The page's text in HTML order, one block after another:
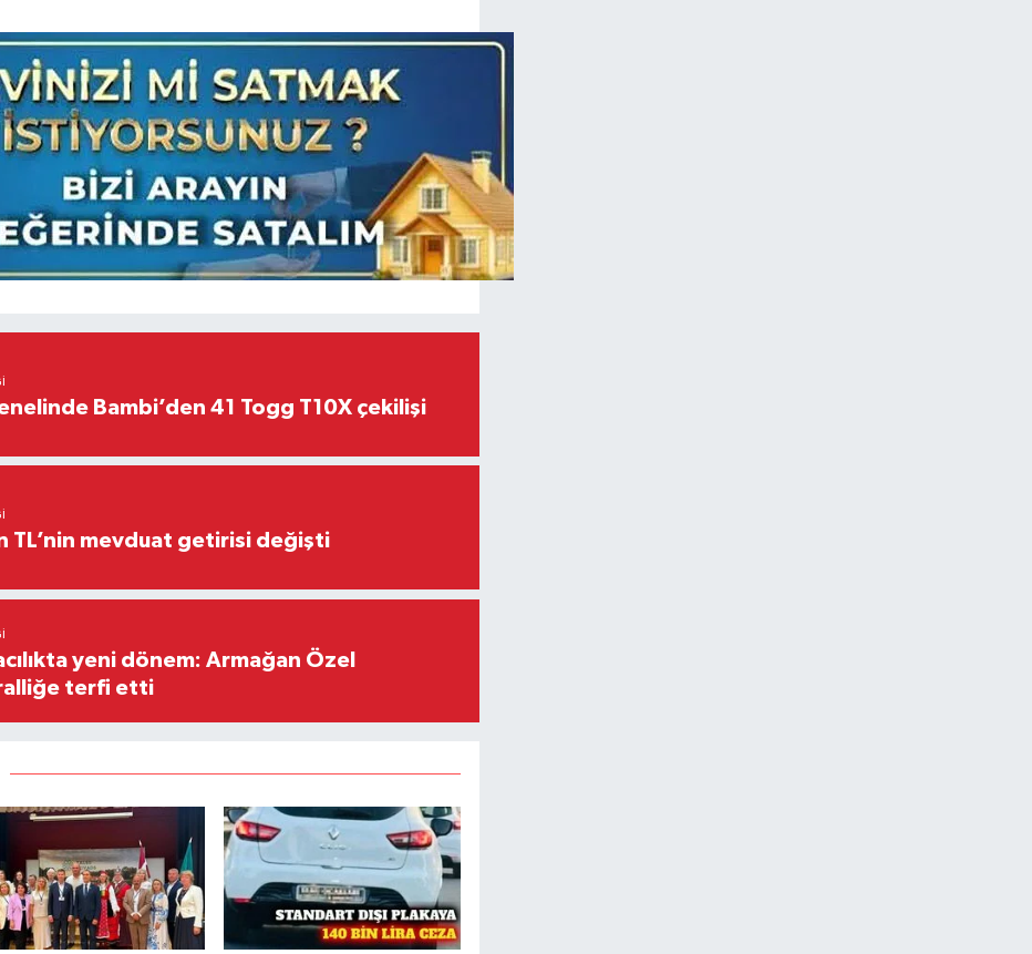
Bambi’den 41 Togg T10X çekilişi
TL’nin mevduat getirisi değişti
yeni dönem: Armağan Özel
terfi etti